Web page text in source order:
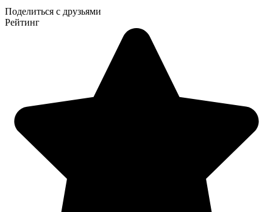
Поделиться с друзьями
Рейтинг